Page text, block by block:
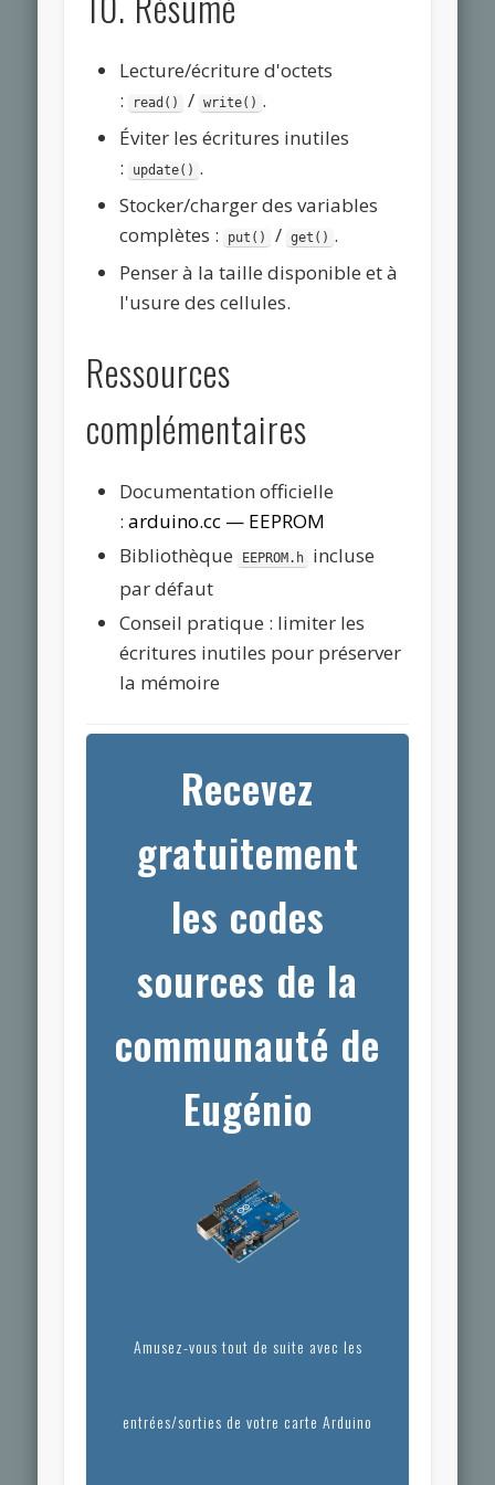
Lecture/écriture d'octets
:
read() / write() .
Éviter les écritures inutiles
:
update() .
Stocker/charger des variables
complètes :
put() / get() .
Penser à la taille disponible et à
l'usure des cellules.
Ressources
complémentaires
Documentation officielle
:arduino.cc — EEPROM
Bibliothèque
EEPROM.h
incluse
par défaut
Conseil pratique : limiter les
écritures inutiles pour préserver
la mémoire
Recevez
gratuitement
les codes
sources de la
communauté de
Eugénio
Amusez-vous tout de suite avec les
entrées/sorties de votre carte Arduino